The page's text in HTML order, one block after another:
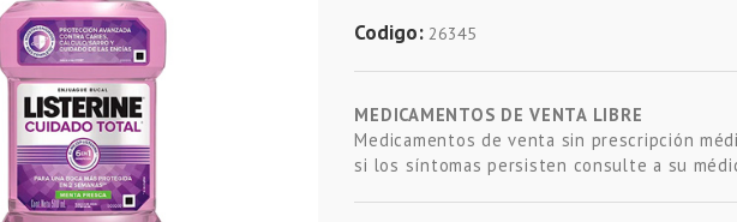
Codigo: 26345
MEDICAMENTOS DE VENTA LIBRE
Medicamentos de venta sin prescripción
si los síntomas persisten consulte a su